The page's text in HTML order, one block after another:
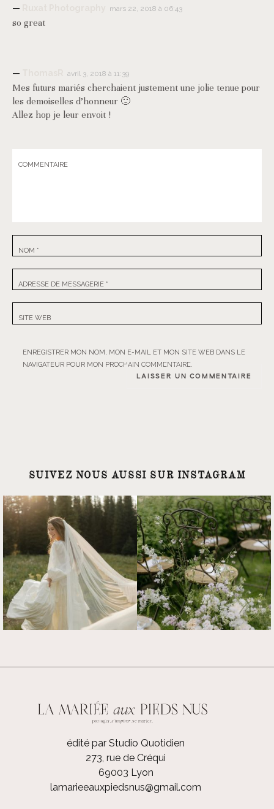
mars 22, 2018 à 06:43
so great
avril 3, 2018 à 11:39
Mes futurs mariés cherchaient justement une jolie tenue pour
les demoiselles d’honneur 🙂
Allez hop je leur envoit !
COMMENTAIRE
NOM *
ADRESSE DE MESSAGERIE *
SITE WEB
ENREGISTRER MON NOM, MON E-MAIL ET MON SITE WEB DANS LE
NAVIGATEUR POUR MON PROCHAIN COMMENTAIRE.
SUIVEZ NOUS AUSSI SUR INSTAGRAM
édité par Studio Quotidien
273, rue de Créqui
69003 Lyon
lamarieeauxpiedsnus@gmail.com